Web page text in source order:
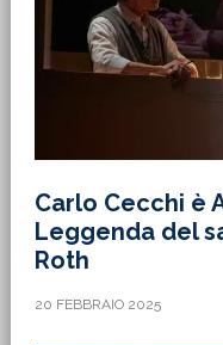
Carlo Cecchi è
Leggenda del
Roth
20 FEBBRAIO 2025